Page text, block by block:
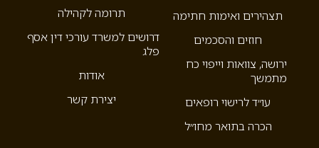
תצהירים ואימות חתימה
חוזים והסכמים
ירושה, צוואות וייפוי כח
מתמשך
עו״ד לרישוי רופאים
הכרה בתואר מחו״ל
תרומה לקהילה
דרושים למשרד עורכי דין אסף
פלג
אודות
יצירת קשר